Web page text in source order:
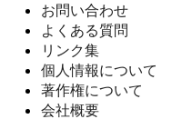
お問い合わせ
よくある質問
リンク集
個人情報について
著作権について
会社概要